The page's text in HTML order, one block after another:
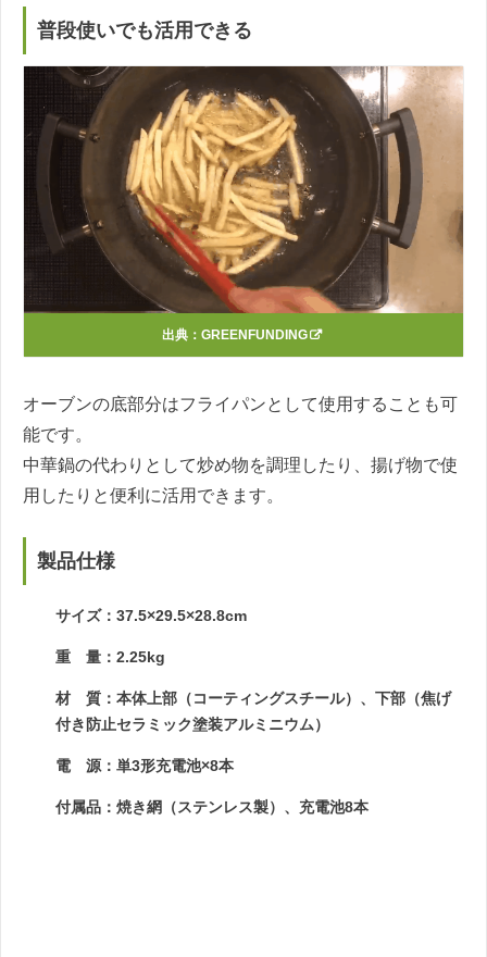
普段使いでも活用できる
出典： GREENFUNDING
オーブンの底部分はフライパンとして使用することも可
能です。
中華鍋の代わりとして炒め物を調理したり、揚げ物で使
用したりと便利に活用できます。
製品仕様
サイズ：37.5×29.5×28.8cm
重 量：2.25kg
材 質：本体上部（コーティングスチール）、下部（焦げ
付き防止セラミック塗装アルミニウム）
電 源：単3形充電池×8本
付属品：焼き網（ステンレス製）、充電池8本